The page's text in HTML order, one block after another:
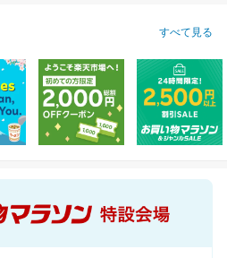
すべて見る